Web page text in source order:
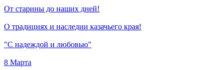
От старины до наших дней!
О традициях и наследии казачьего края!
"С надеждой и любовью"
8 Марта